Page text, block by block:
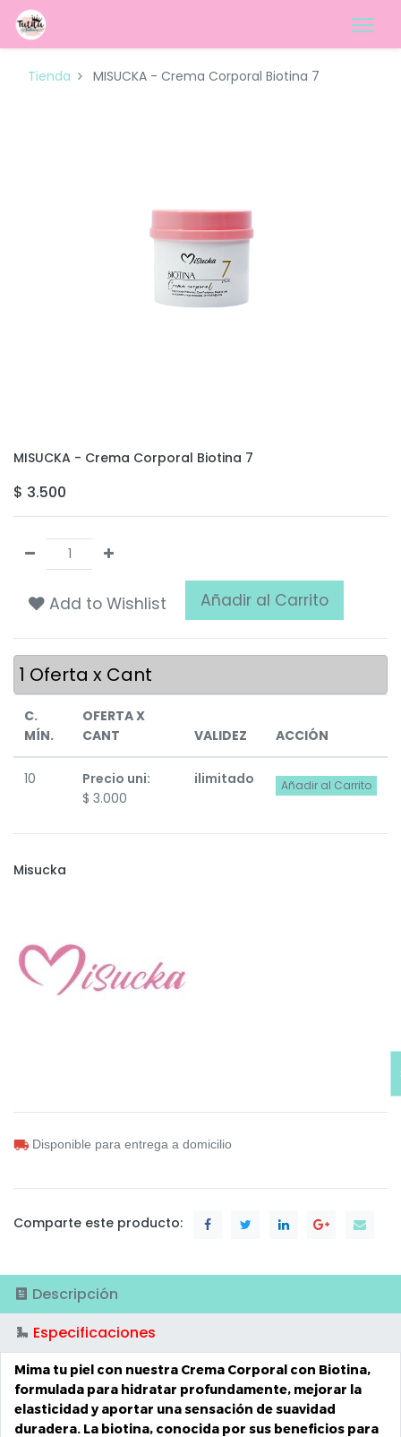
Tienda MISUCKA - Crema Corporal Biotina 7
MISUCKA - Crema Corporal Biotina 7
$ 3.500
Add to Wishlist Añadir al Carrito
1 Oferta x Cant
C.
MÍN.
OFERTA X
CANT
VALIDEZ ACCIÓN
10
Precio uni:
$ 3.000
ilimitado Añadir al Carrito
Misucka
Disponible para entrega a domicilio
Comparte este producto:
Descripción
Especificaciones
Mima tu piel con nuestra Crema Corporal con Biotina,
formulada para hidratar profundamente, mejorar la
elasticidad y aportar una sensación de suavidad
duradera. La biotina, conocida por sus beneficios para